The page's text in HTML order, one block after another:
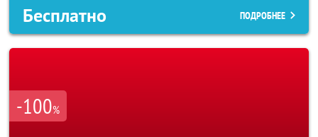
Бесплатно ПОДРОБНЕЕ
-100%